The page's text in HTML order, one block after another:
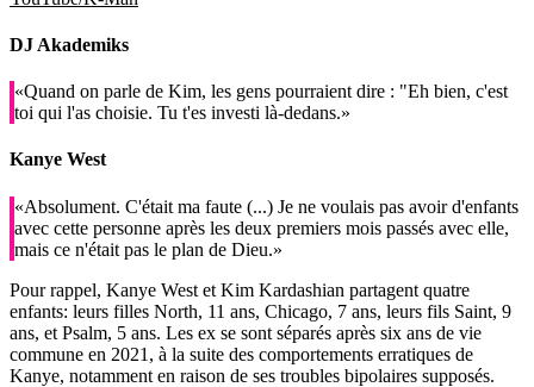
DJ Akademiks
«Quand on parle de Kim, les gens pourraient dire : "Eh bien, c'est
toi qui l'as choisie. Tu t'es investi là-dedans.»
Kanye West
«Absolument. C'était ma faute (...) Je ne voulais pas avoir d'enfants
avec cette personne après les deux premiers mois passés avec elle,
mais ce n'était pas le plan de Dieu.»
Pour rappel, Kanye West et Kim Kardashian partagent quatre
enfants: leurs filles North, 11 ans, Chicago, 7 ans, leurs fils Saint, 9
ans, et Psalm, 5 ans. Les ex se sont séparés après six ans de vie
commune en 2021, à la suite des comportements erratiques de
Kanye, notamment en raison de ses troubles bipolaires supposés.